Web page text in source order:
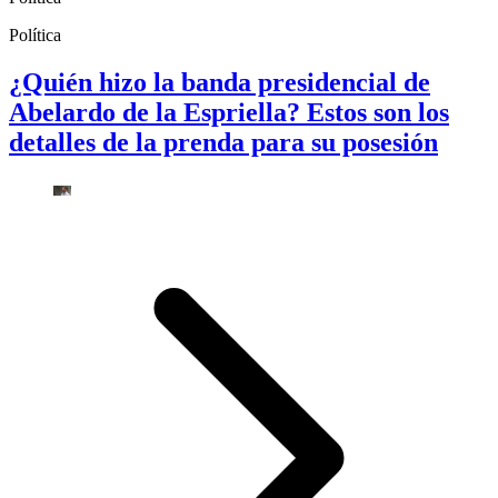
Política
¿Quién hizo la banda presidencial de
Abelardo de la Espriella? Estos son los
detalles de la prenda para su posesión